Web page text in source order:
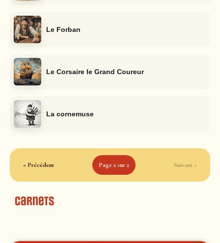
Le Forban
Le Corsaire le Grand Coureur
La cornemuse
« Précédent Page 2 sur 2 Suivant »
Carnets